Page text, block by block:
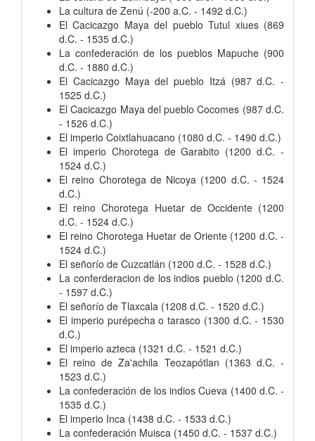
La cultura de Zenú (-200 a.C. - 1492 d.C.)
El Cacicazgo Maya del pueblo Tutul xiues (869
d.C. - 1535 d.C.)
La confederación de los pueblos Mapuche (900
d.C. - 1880 d.C.)
El Cacicazgo Maya del pueblo Itzá (987 d.C. -
1525 d.C.)
El Cacicazgo Maya del pueblo Cocomes (987 d.C.
- 1526 d.C.)
El imperio Coixtlahuacano (1080 d.C. - 1490 d.C.)
El imperio Chorotega de Garabito (1200 d.C. -
1524 d.C.)
El reino Chorotega de Nicoya (1200 d.C. - 1524
d.C.)
El reino Chorotega Huetar de Occidente (1200
d.C. - 1524 d.C.)
El reino Chorotega Huetar de Oriente (1200 d.C. -
1524 d.C.)
El señorío de Cuzcatlán (1200 d.C. - 1528 d.C.)
La conferderacion de los indios pueblo (1200 d.C.
- 1597 d.C.)
El señorío de Tlaxcala (1208 d.C. - 1520 d.C.)
El imperio purépecha o tarasco (1300 d.C. - 1530
d.C.)
El imperio azteca (1321 d.C. - 1521 d.C.)
El reino de Za'achila Teozapótlan (1363 d.C. -
1523 d.C.)
La confederación de los indios Cueva (1400 d.C. -
1535 d.C.)
El imperio Inca (1438 d.C. - 1533 d.C.)
La confederación Muisca (1450 d.C. - 1537 d.C.)